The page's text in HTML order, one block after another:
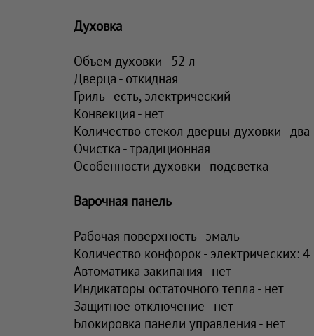
Духовка
Объем духовки - 52 л
Дверца - откидная
Гриль - есть, электрический
Конвекция - нет
Количество стекол дверцы духовки - два
Очистка - традиционная
Особенности духовки - подсветка
Варочная панель
Рабочая поверхность - эмаль
Количество конфорок - электрических: 4
Автоматика закипания - нет
Индикаторы остаточного тепла - нет
Защитное отключение - нет
Блокировка панели управления - нет